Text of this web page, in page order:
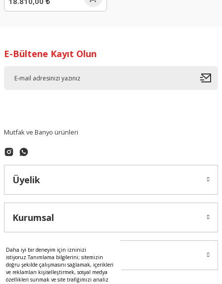
Daha iyi bir deneyim için izninizi
istiyoruz.Tanımlama bilgilerini; sitemizin
doğru şekilde çalışmasını sağlamak, içerikleri
ve reklamları kişiselleştirmek, sosyal medya
özellikleri sunmak ve site trafiğimizi analiz
E-Bültene Kayıt Olun
Mutfak ve Banyo ürünleri
Üyelik
Kurumsal
Alışveriş